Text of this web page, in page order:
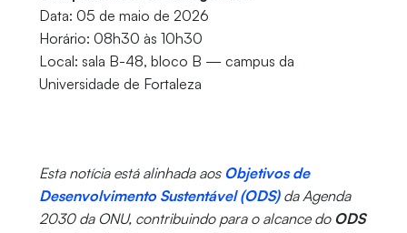
Data: 05 de maio de 2026
Horário: 08h30 às 10h30
Local: sala B-48, bloco B — campus da
Universidade de Fortaleza
Esta notícia está alinhada aos Objetivos de
Desenvolvimento Sustentável (ODS)da Agenda
2030 da ONU, contribuindo para o alcance do ODS